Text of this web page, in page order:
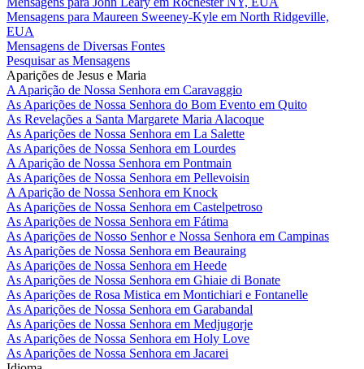
Mensagens para Maureen Sweeney-Kyle em North Ridgeville,
EUA
Mensagens de Diversas Fontes
Pesquisar as Mensagens
Aparições de Jesus e Maria
A Aparição de Nossa Senhora em Caravaggio
As Aparições de Nossa Senhora do Bom Evento em Quito
As Revelações a Santa Margarete Maria Alacoque
As Aparições de Nossa Senhora em La Salette
As Aparições de Nossa Senhora em Lourdes
A Aparição de Nossa Senhora em Pontmain
As Aparições de Nossa Senhora em Pellevoisin
A Aparição de Nossa Senhora em Knock
As Aparições de Nossa Senhora em Castelpetroso
As Aparições de Nossa Senhora em Fátima
As Aparições de Nosso Senhor e Nossa Senhora em Campinas
As Aparições de Nossa Senhora em Beauraing
As Aparições de Nossa Senhora em Heede
As Aparições de Nossa Senhora em Ghiaie di Bonate
As Aparições de Rosa Mistica em Montichiari e Fontanelle
As Aparições de Nossa Senhora em Garabandal
As Aparições de Nossa Senhora em Medjugorje
As Aparições de Nossa Senhora em Holy Love
As Aparições de Nossa Senhora em Jacarei